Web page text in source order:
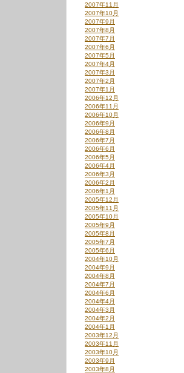
2007年11月
2007年10月
2007年9月
2007年8月
2007年7月
2007年6月
2007年5月
2007年4月
2007年3月
2007年2月
2007年1月
2006年12月
2006年11月
2006年10月
2006年9月
2006年8月
2006年7月
2006年6月
2006年5月
2006年4月
2006年3月
2006年2月
2006年1月
2005年12月
2005年11月
2005年10月
2005年9月
2005年8月
2005年7月
2005年6月
2004年10月
2004年9月
2004年8月
2004年7月
2004年6月
2004年4月
2004年3月
2004年2月
2004年1月
2003年12月
2003年11月
2003年10月
2003年9月
2003年8月